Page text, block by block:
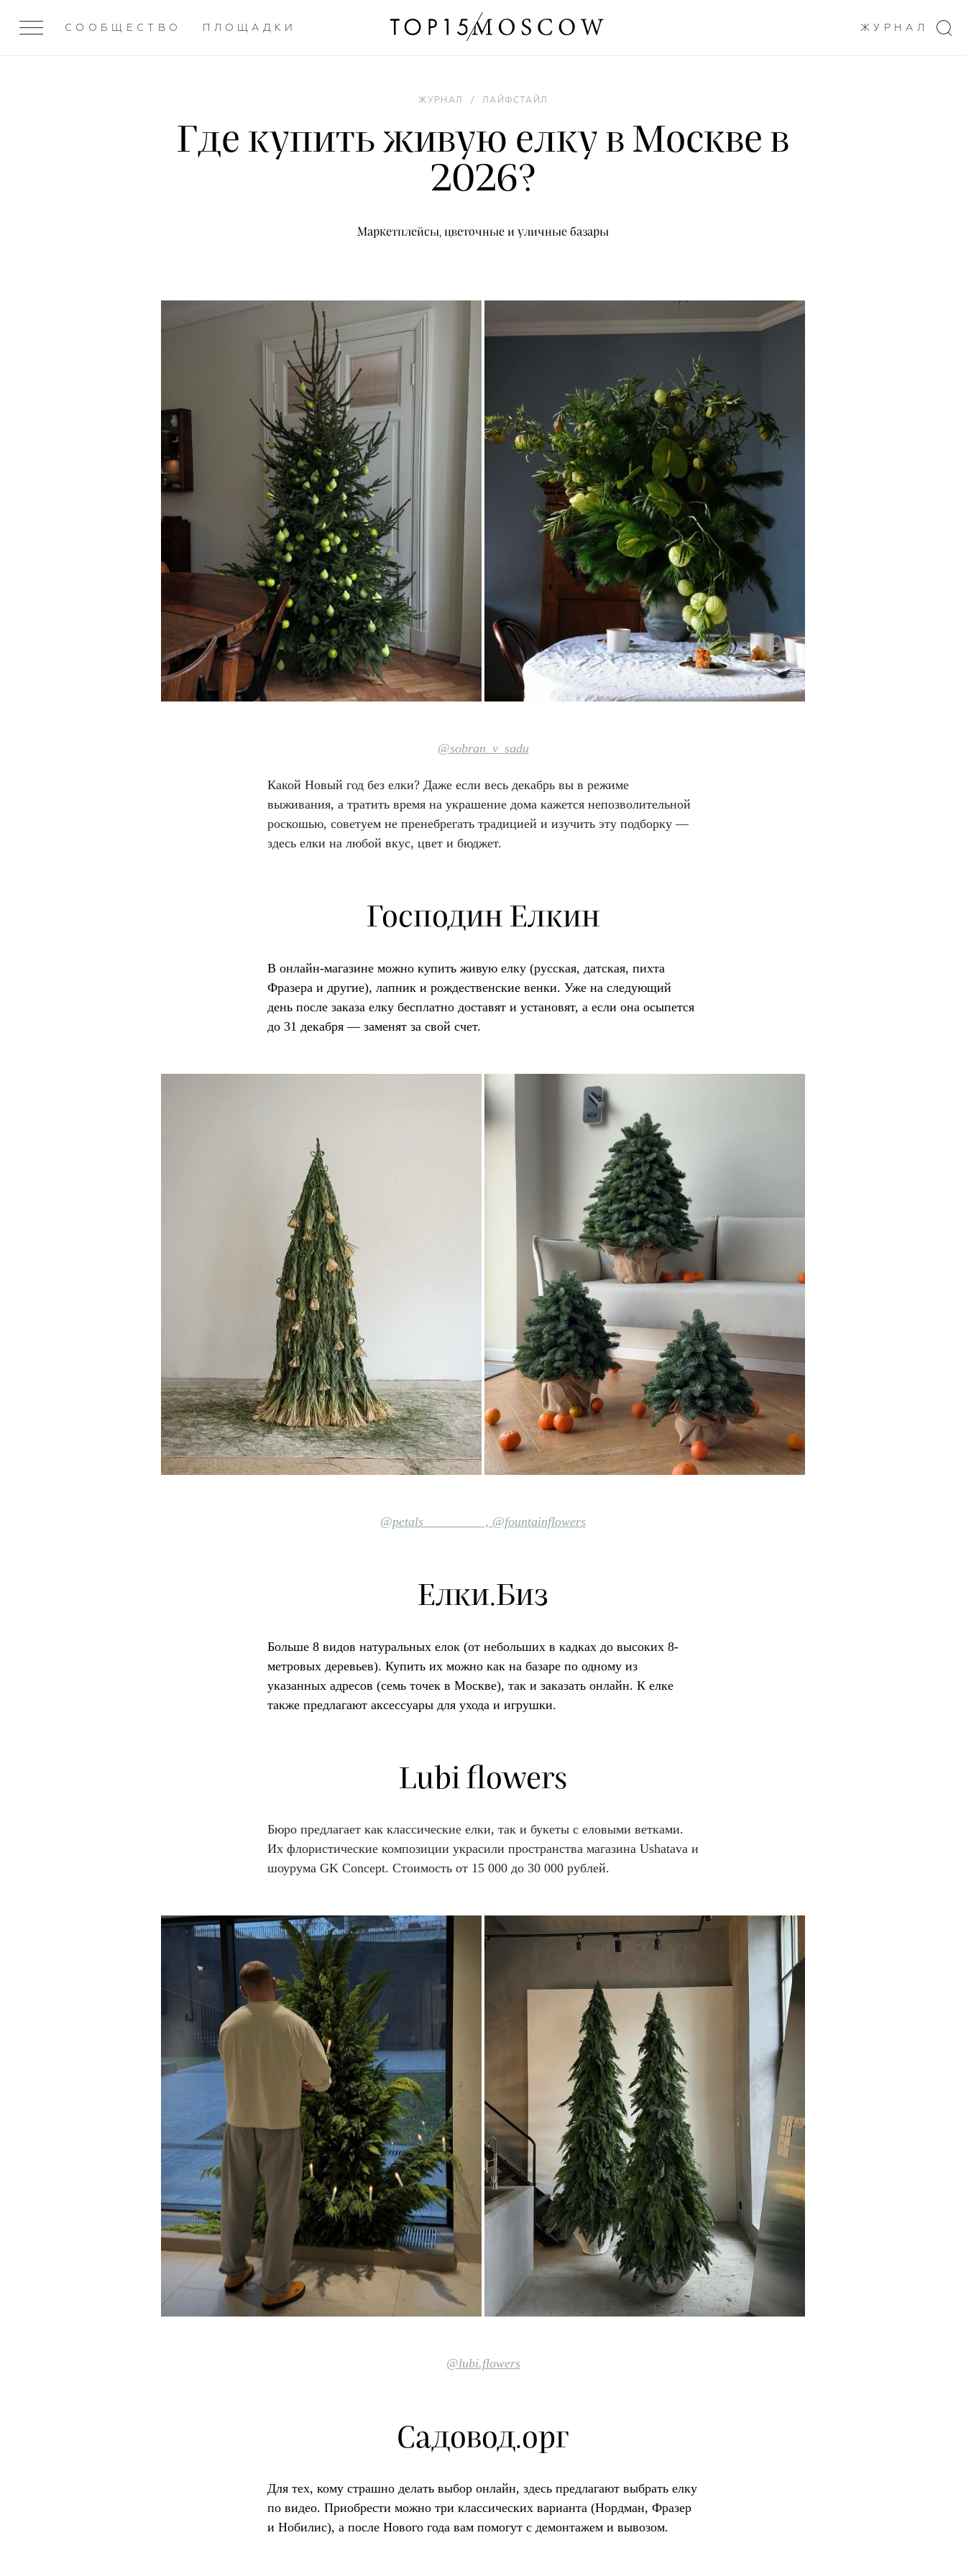
СООБЩЕСТВО ПЛОЩАДКИ ЖУРНАЛ
ЖУРНАЛ / ЛАЙФСТАЙЛ
Где купить живую елку в Москве в
2026?
Маркетплейсы, цветочные и уличные базары
@sobran_v_sadu
Какой Новый год без елки? Даже если весь декабрь вы в режиме
выживания, а тратить время на украшение дома кажется непозволительной
роскошью, советуем не пренебрегать традицией и изучить эту подборку —
здесь елки на любой вкус, цвет и бюджет.
Господин Елкин
В онлайн-магазине можно купить живую елку (русская, датская, пихта
Фразера и другие), лапник и рождественские венки. Уже на следующий
день после заказа елку бесплатно доставят и установят, а если она осыпется
до 31 декабря — заменят за свой счет.
@petals_________ , @fountainflowers
Елки.Биз
Больше 8 видов натуральных елок (от небольших в кадках до высоких 8-
метровых деревьев). Купить их можно как на базаре по одному из
указанных адресов (семь точек в Москве), так и заказать онлайн. К елке
также предлагают аксессуары для ухода и игрушки.
Lubi flowers
Бюро предлагает как классические елки, так и букеты с еловыми ветками.
Их флористические композиции украсили пространства магазина Ushatava и
шоурума GK Concept. Стоимость от 15 000 до 30 000 рублей.
@lubi.flowers
Садовод.орг
Для тех, кому страшно делать выбор онлайн, здесь предлагают выбрать елку
по видео. Приобрести можно три классических варианта (Нордман, Фразер
и Нобилис), а после Нового года вам помогут с демонтажем и вывозом.